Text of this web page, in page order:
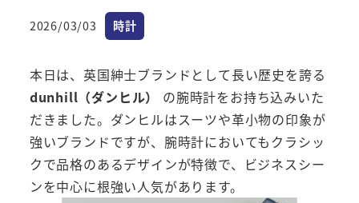
投稿日
2026/03/03 カテゴリー
時計
本日は、英国紳士ブランドとして長い歴史を誇る
dunhill（ダンヒル）
の腕時計をお持ち込みいた
だきました。ダンヒルはスーツや革小物の印象が
強いブランドですが、腕時計においてもクラシッ
クで品格のあるデザインが特徴で、ビジネスシー
ンを中心に根強い人気があります。